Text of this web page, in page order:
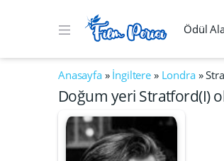
Ödül
Anasayfa» İngiltere » Londra»
Doğum yeri Stratford(I)